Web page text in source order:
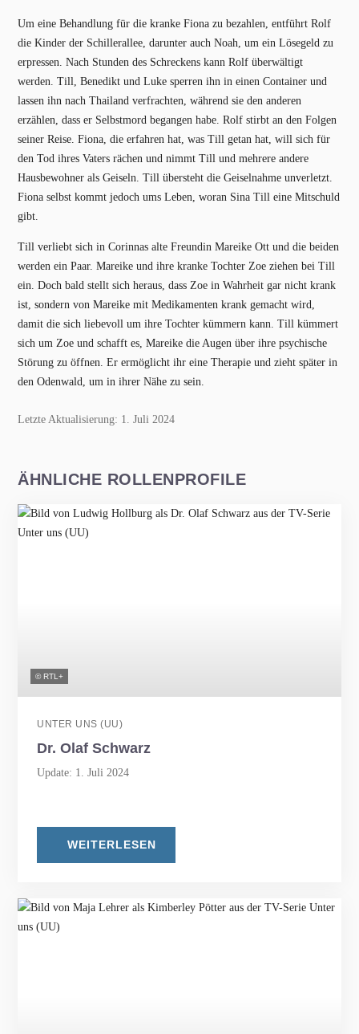
Um eine Behandlung für die kranke Fiona zu bezahlen, entführt Rolf
die Kinder der Schillerallee, darunter auch Noah, um ein Lösegeld zu
erpressen. Nach Stunden des Schreckens kann Rolf überwältigt
werden. Till, Benedikt und Luke sperren ihn in einen Container und
lassen ihn nach Thailand verfrachten, während sie den anderen
erzählen, dass er Selbstmord begangen habe. Rolf stirbt an den Folgen
seiner Reise. Fiona, die erfahren hat, was Till getan hat, will sich für
den Tod ihres Vaters rächen und nimmt Till und mehrere andere
Hausbewohner als Geiseln. Till übersteht die Geiselnahme unverletzt.
Fiona selbst kommt jedoch ums Leben, woran Sina Till eine Mitschuld
gibt.
Till verliebt sich in Corinnas alte Freundin Mareike Ott und die beiden
werden ein Paar. Mareike und ihre kranke Tochter Zoe ziehen bei Till
ein. Doch bald stellt sich heraus, dass Zoe in Wahrheit gar nicht krank
ist, sondern von Mareike mit Medikamenten krank gemacht wird,
damit die sich liebevoll um ihre Tochter kümmern kann. Till kümmert
sich um Zoe und schafft es, Mareike die Augen über ihre psychische
Störung zu öffnen. Er ermöglicht ihr eine Therapie und zieht später in
den Odenwald, um in ihrer Nähe zu sein.
Letzte Aktualisierung: 1. Juli 2024
ÄHNLICHE ROLLENPROFILE
© RTL+
UNTER UNS (UU)
Dr. Olaf Schwarz
Update: 1. Juli 2024
WEITERLESEN